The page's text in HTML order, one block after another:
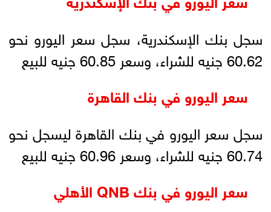
سجل بنك الإسكندرية، سجل سعر اليورو نحو
60.62 جنيه للشراء، وسعر 60.85 جنيه للبيع
سعر اليورو في بنك القاهرة
سجل سعر اليورو في بنك القاهرة ليسجل نحو
60.74 جنيه للشراء، وسعر 60.96 جنيه للبيع
سعر اليورو في بنك QNB الأهلي